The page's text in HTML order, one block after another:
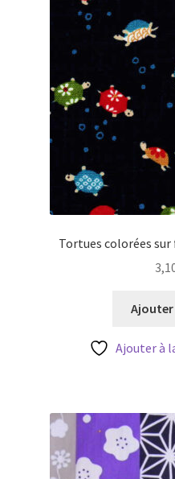
Tortues colorées
Ajouter à